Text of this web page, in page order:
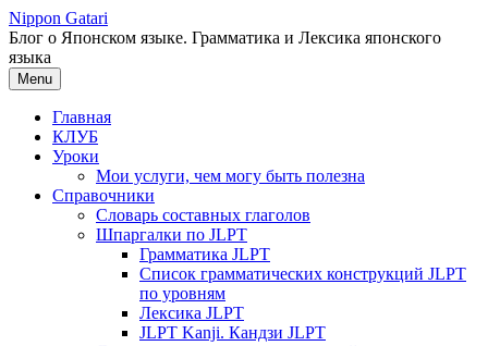
Перейти
к
содержимому
Nippon Gatari
Блог о Японском языке. Грамматика и Лексика японского
языка
Menu
Главная
КЛУБ
Уроки
Мои услуги, чем могу быть полезна
Справочники
Словарь составных глаголов
Шпаргалки по JLPT
Грамматика JLPT
Список грамматических конструкций JLPT
по уровням
Лексика JLPT
JLPT Kanji. Кандзи JLPT